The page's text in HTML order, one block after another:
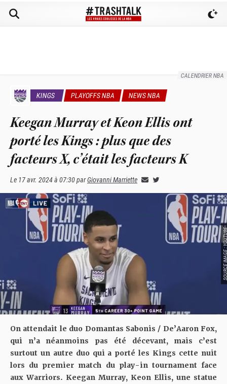
CALENDRIER NBA
KINGS PLAYOFFS NBA NEWS NBA
Keegan Murray et Keon Ellis ont
porté les Kings : plus que des
facteurs X, c’était les facteurs K
Le 17 avr. 2024 à 07:30parGiovanni Marriette
SOURCE
On attendait le duo Domantas Sabonis / De’Aaron Fox,
qui n’a néanmoins pas été décevant, mais c’est
surtout un autre duo qui a porté les Kings cette nuit
lors du premier match du play-in tournament face
aux Warriors. Keegan Murray, Keon Ellis, une statue